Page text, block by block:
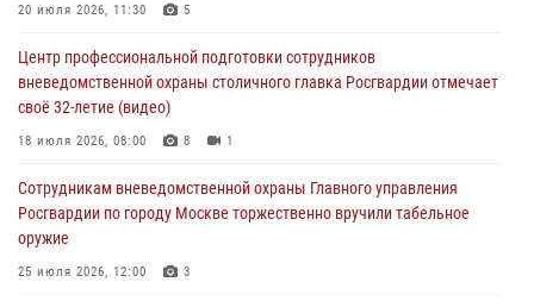
04 августа 2026, 08:00
На востоке Москвы сотрудники Росгвардии задержали мужчину,
находящегося в федеральном розыске (видео)
03 августа 2026, 12:00
сломался автомобиль на проезжей части (Видео)
02 августа 2026, 10:00
На Поклонной горе росгвардейцы познакомили школьников из
20 июля 2026, 11:30 5
Центр профессиональной подготовки сотрудников
вневедомственной охраны столичного главка Росгвардии отмечает
своё 32-летие (видео)
18 июля 2026, 08:00 8 1
Сотрудникам вневедомственной охраны Главного управления
Росгвардии по городу Москве торжественно вручили табельное
оружие
25 июля 2026, 12:00 3